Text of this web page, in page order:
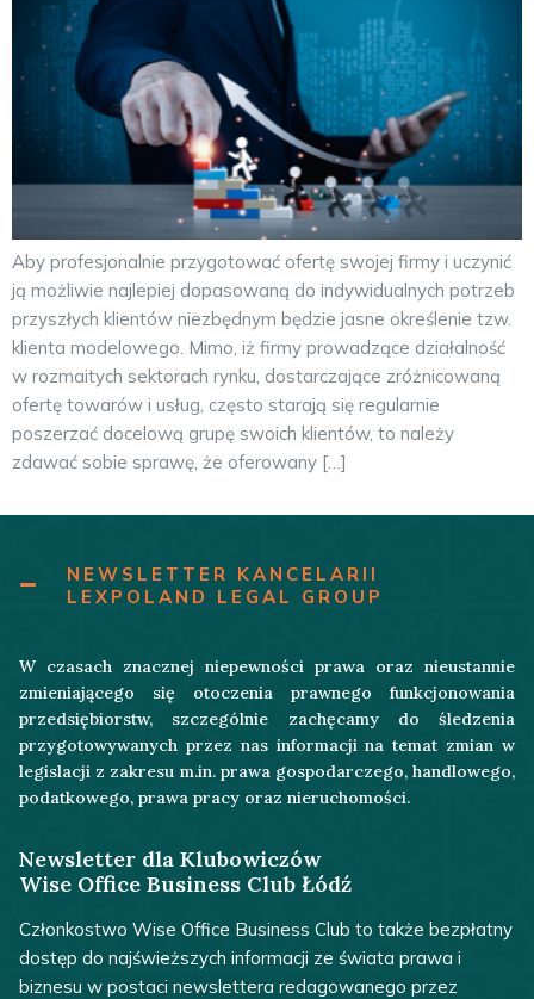
Aby profesjonalnie przygotować ofertę swojej firmy i uczynić
ją możliwie najlepiej dopasowaną do indywidualnych potrzeb
przyszłych klientów niezbędnym będzie jasne określenie tzw.
klienta modelowego. Mimo, iż firmy prowadzące działalność
w rozmaitych sektorach rynku, dostarczające zróżnicowaną
ofertę towarów i usług, często starają się regularnie
poszerzać docelową grupę swoich klientów, to należy
zdawać sobie sprawę, że oferowany […]
NEWSLETTER KANCELARII
LEXPOLAND LEGAL GROUP
W czasach znacznej niepewności prawa oraz nieustannie
zmieniającego się otoczenia prawnego funkcjonowania
przedsiębiorstw, szczególnie zachęcamy do śledzenia
przygotowywanych przez nas informacji na temat zmian w
legislacji z zakresu m.in. prawa gospodarczego, handlowego,
podatkowego, prawa pracy oraz nieruchomości.
Newsletter dla Klubowiczów
Wise Office Business Club Łódź
Członkostwo Wise Office Business Club to także bezpłatny
dostęp do najświeższych informacji ze świata prawa i
biznesu w postaci newslettera redagowanego przez